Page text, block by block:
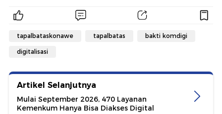
tapalbataskonawe tapalbatas bakti komdigi
digitalisasi
Artikel Selanjutnya
Mulai September 2026, 470 Layanan
Kemenkum Hanya Bisa Diakses Digital